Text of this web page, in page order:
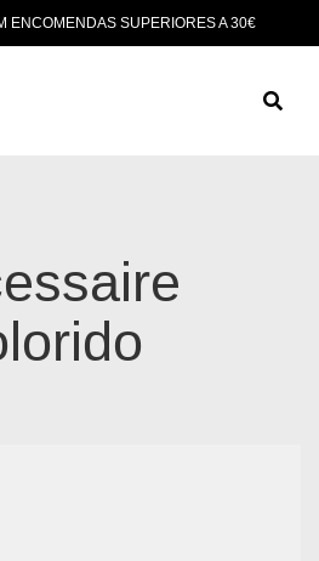
ENCOMENDAS SUPERIORES A 30€